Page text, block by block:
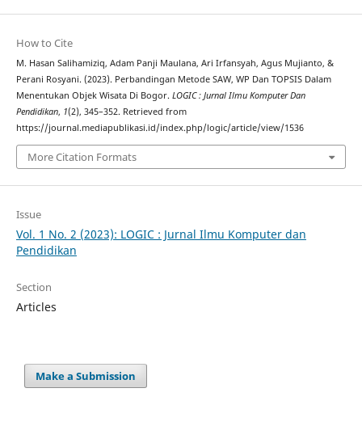
How to Cite
M. Hasan Salihamiziq, Adam Panji Maulana, Ari Irfansyah, Agus Mujianto, &
Perani Rosyani. (2023). Perbandingan Metode SAW, WP Dan TOPSIS Dalam
Menentukan Objek Wisata Di Bogor. LOGIC : Jurnal Ilmu Komputer Dan
Pendidikan, 1(2), 345–352. Retrieved from
https://journal.mediapublikasi.id/index.php/logic/article/view/1536
More Citation Formats
Issue
Vol. 1 No. 2 (2023): LOGIC : Jurnal Ilmu Komputer dan
Pendidikan
Section
Articles
Make a Submission